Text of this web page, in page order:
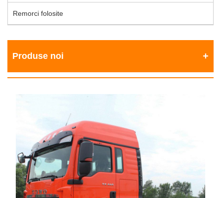
Remorci folosite
Produse noi